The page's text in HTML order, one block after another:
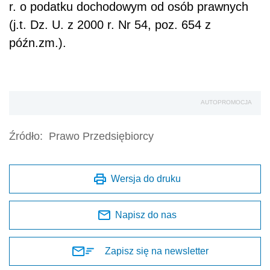
r. o podatku dochodowym od osób prawnych
(j.t. Dz. U. z 2000 r. Nr 54, poz. 654 z
późn.zm.).
AUTOPROMOCJA
Źródło: Prawo Przedsiębiorcy
Wersja do druku
Napisz do nas
Zapisz się na newsletter